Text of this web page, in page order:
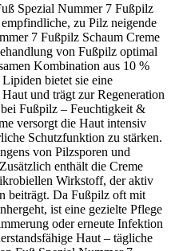
Spezial Nummer 7 Fußpilz
zu Pilz neigende
7 Fußpilz Schaum Creme
von Fußpilz optimal
Kombination aus 10 %
bietet sie eine
und trägt zur Regeneration
Fußpilz – Feuchtigkeit &
versorgt die Haut intensiv
Schutzfunktion zu stärken.
von Pilzsporen und
enthält die Creme
Wirkstoff, der aktiv
beiträgt. Da Fußpilz oft mit
ist eine gezielte Pflege
oder erneute Infektion
Haut – tägliche